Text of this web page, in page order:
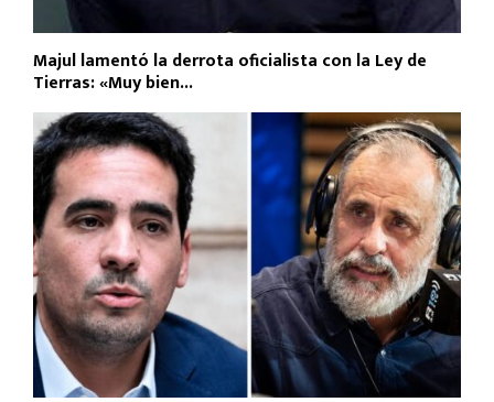
Majul lamentó la derrota oficialista con la Ley de
Tierras: «Muy bien...